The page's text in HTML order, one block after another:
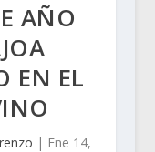
AÑO
EN EL
| Ene 14,